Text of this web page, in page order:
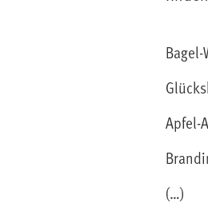
Apfel-
(…)